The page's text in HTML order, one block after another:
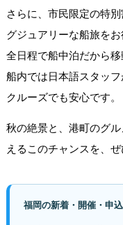
さらに、市民限定の特
グジュアリーな船旅をお
全日程で船中泊だから移
船内では日本語スタッ
クルーズでも安心です。
秋の絶景と、港町のグ
えるこのチャンスを、ぜ
福岡の新着・開催・申